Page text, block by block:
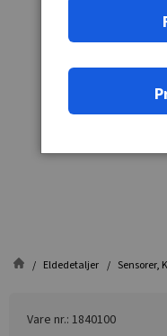
Eldedetaljer Sensorer,
Vare nr.: 1840100